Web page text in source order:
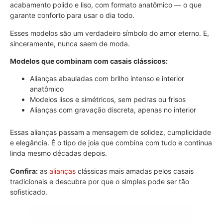
acabamento polido e liso, com formato anatômico — o que
garante conforto para usar o dia todo.
Esses modelos são um verdadeiro símbolo do amor eterno. E,
sinceramente, nunca saem de moda.
Modelos que combinam com casais clássicos:
Alianças abauladas com brilho intenso e interior
anatômico
Modelos lisos e simétricos, sem pedras ou frisos
Alianças com gravação discreta, apenas no interior
Essas alianças passam a mensagem de solidez, cumplicidade
e elegância. É o tipo de joia que combina com tudo e continua
linda mesmo décadas depois.
Confira: as alianças clássicas mais amadas pelos casais
tradicionais e descubra por que o simples pode ser tão
sofisticado.